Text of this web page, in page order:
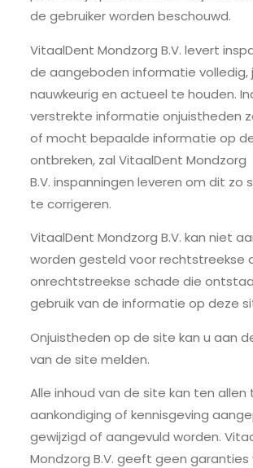
de gebruiker worden beschouwd.
VitaalDent Mondzorg B.V. levert
de aangeboden informatie volledig,
nauwkeurig en actueel te houden.
verstrekte informatie onjuistheden
of mocht bepaalde informatie op
ontbreken, zal VitaalDent Mondzorg
B.V. inspanningen leveren om dit zo
te corrigeren.
VitaalDent Mondzorg B.V. kan niet
worden gesteld voor rechtstreekse
onrechtstreekse schade die
gebruik van de informatie op deze
Onjuistheden op de site kan u aan
van de site melden.
Alle inhoud van de site kan ten allen
aankondiging of kennisgeving
gewijzigd of aangevuld worden.
Mondzorg B.V. geeft geen garanties